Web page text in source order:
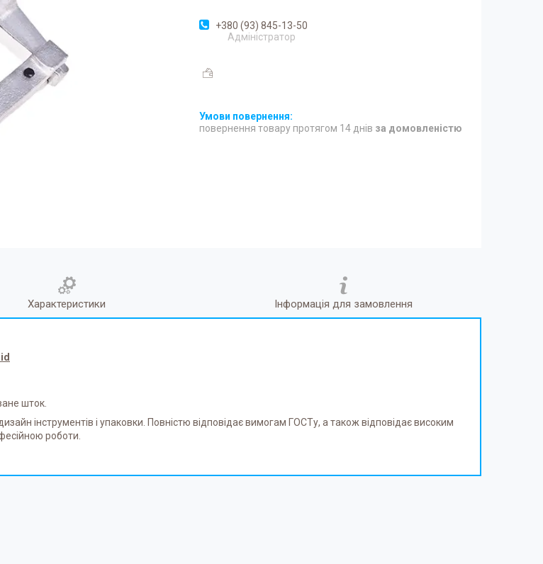
+380 (93) 845-13-50
Адміністратор
повернення товару протягом 14 днів за домовленістю
Характеристики Інформація для замовлення
шток.
інструментів і упаковки. Повністю відповідає вимогам ГОСТу, а також відповідає високим
роботи.